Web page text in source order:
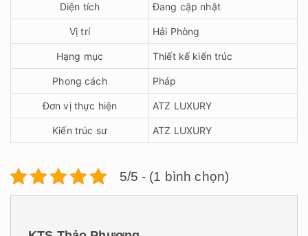
Diện tích Đang cập nhật
Vị trí Hải Phòng
Hạng mục Thiết kế kiến trúc
Phong cách Pháp
Đơn vị thực hiện ATZ LUXURY
Kiến trúc sư ATZ LUXURY
5/5 - (1 bình chọn)